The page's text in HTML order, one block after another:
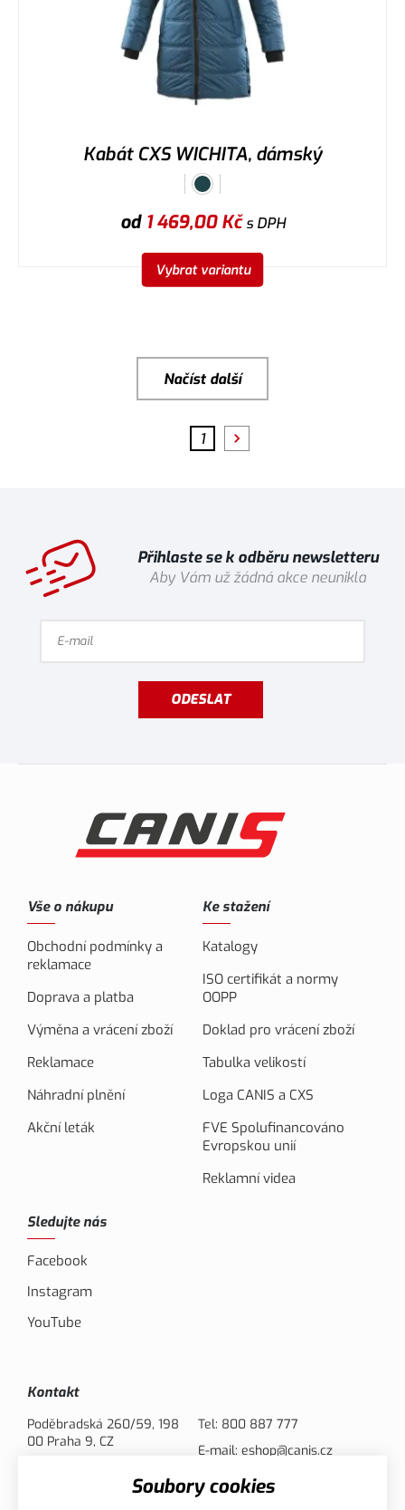
Kabát CXS WICHITA, dámský
od 1 469,00Kčs DPH
Vybrat variantu
Načíst další
1
Přihlaste se k odběru newsletteru
Aby Vám už žádná akce neunikla
ODESLAT
Vše o nákupu
Obchodní podmínky a
reklamace
Doprava a platba
Výměna a vrácení zboží
Reklamace
Náhradní plnění
Akční leták
Ke stažení
Katalogy
ISO certifikát a normy
OOPP
Doklad pro vrácení zboží
Tabulka velikostí
Loga CANIS a CXS
FVE Spolufinancováno
Evropskou unií
Reklamní videa
Sledujte nás
Facebook
Instagram
YouTube
Kontakt
Poděbradská 260/59, 198
00 Praha 9, CZ
Tel: 800 887 777
E-mail: eshop@canis.cz
Soubory cookies